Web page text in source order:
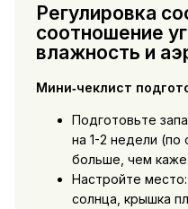
Регулировка
соотношение
влажность и
Мини‑чеклист
Подготовьте
на 1-2 недели
больше, чем
Настройте место:
солнца, крышка